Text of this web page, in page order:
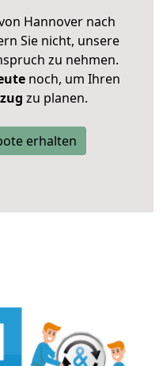
Hannover nach
Sie nicht, unsere
zu nehmen.
noch, um Ihren
zu planen.
erhalten